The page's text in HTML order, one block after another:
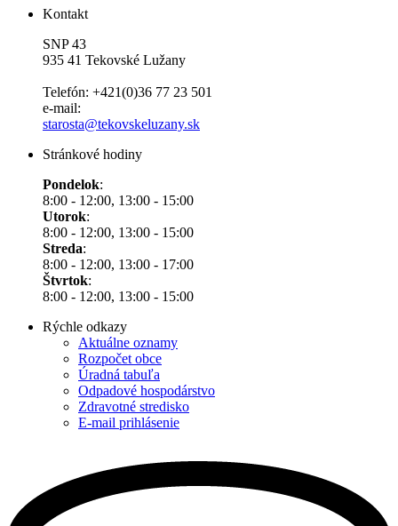
Kontakt
SNP 43
935 41 Tekovské Lužany
Telefón: +421(0)36 77 23 501
e-mail:
starosta@tekovskeluzany.sk
Stránkové hodiny
Pondelok:
8:00 - 12:00, 13:00 - 15:00
Utorok:
8:00 - 12:00, 13:00 - 15:00
Streda:
8:00 - 12:00, 13:00 - 17:00
Štvrtok:
8:00 - 12:00, 13:00 - 15:00
Rýchle odkazy
Aktuálne oznamy
Rozpočet obce
Úradná tabuľa
Odpadové hospodárstvo
Zdravotné stredisko
E-mail prihlásenie